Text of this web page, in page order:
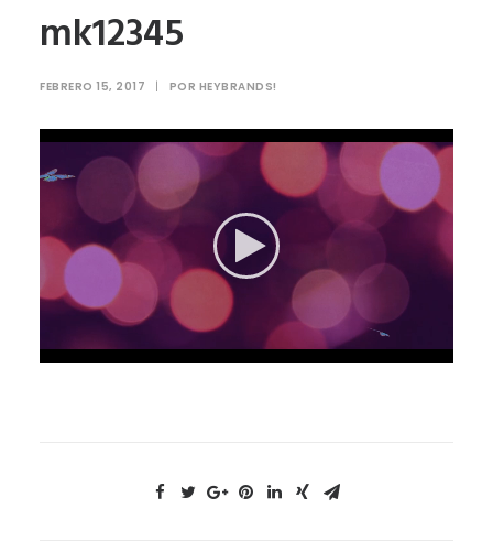
ESCRÍBENOS
mk12345
FEBRERO 15, 2017 | POR HEYBRANDS!